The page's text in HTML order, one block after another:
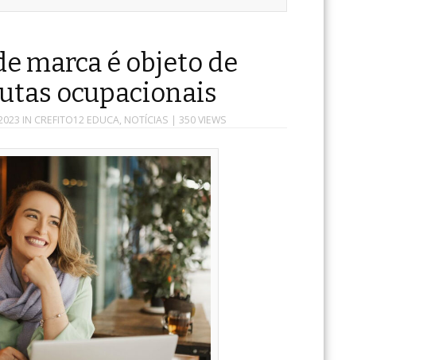
marca é objeto de
ocupacionais
IN CREFITO12 EDUCA, NOTÍCIAS | 350 VIEWS